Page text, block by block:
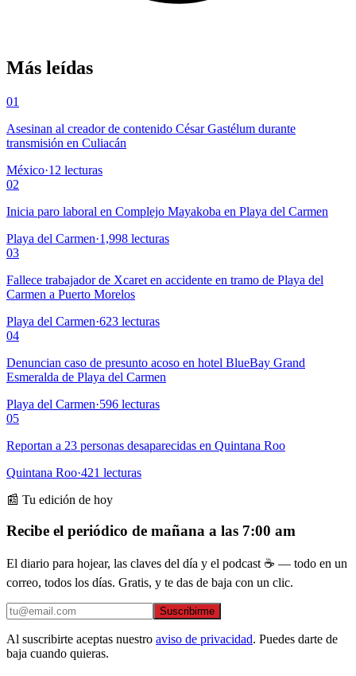
Más leídas
01
Asesinan al creador de contenido César Gastélum durante
transmisión en Culiacán
México·12 lecturas
02
Inicia paro laboral en Complejo Mayakoba en Playa del Carmen
Playa del Carmen·1,998 lecturas
03
Fallece trabajador de Xcaret en accidente en tramo de Playa del
Carmen a Puerto Morelos
Playa del Carmen·623 lecturas
04
Denuncian caso de presunto acoso en hotel BlueBay Grand
Esmeralda de Playa del Carmen
Playa del Carmen·596 lecturas
05
Reportan a 23 personas desaparecidas en Quintana Roo
Quintana Roo·421 lecturas
📰 Tu edición de hoy
Recibe el periódico de mañana a las 7:00 am
El diario para hojear, las claves del día y el podcast ☕ — todo en un
correo, todos los días. Gratis, y te das de baja con un clic.
Suscribirme
Al suscribirte aceptas nuestro aviso de privacidad. Puedes darte de
baja cuando quieras.